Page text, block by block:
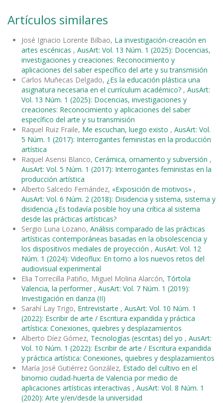
Artículos similares
José Ignacio Lorente Bilbao, La investigación-creación en
artes escénicas , AusArt: Vol. 13 Núm. 1 (2025): Docencias,
investigaciones y creaciones: Reconocimiento y
aplicaciones del saber específico del arte y su transmisión
Carlos Muñecas Delgado, ¿Es la educación plástica una
asignatura necesaria en el currículum académico? , AusArt:
Vol. 13 Núm. 1 (2025): Docencias, investigaciones y
creaciones: Reconocimiento y aplicaciones del saber
específico del arte y su transmisión
Raquel Ruiz Fraile, Me escuchan, luego existo , AusArt: Vol.
5 Núm. 1 (2017): Interrogantes feministas en la producción
artística
Raquel Asensi Blanco, Cerámica, ornamento y subversión ,
AusArt: Vol. 5 Núm. 1 (2017): Interrogantes feministas en la
producción artística
Alberto Salcedo Fernández, «Exposición de motivos» ,
AusArt: Vol. 6 Núm. 2 (2018): Disidencia y sistema, sistema y
disidencia ¿Es todavía posible hoy una crítica al sistema
desde las prácticas artísticas?
Sergio Luna Lozano, Análisis comparado de las prácticas
artísticas contemporáneas basadas en la obsolescencia y
los dispositivos mediales de proyección , AusArt: Vol. 12
Núm. 1 (2024): Videoflux: En torno a los nuevos retos del
audiovisual experimental
Elia Torrecilla Patiño, Miguel Molina Alarcón, Tórtola
Valencia, la performer , AusArt: Vol. 7 Núm. 1 (2019):
Investigación en danza (II)
Sarahí Lay Trigo, Entrevistarte , AusArt: Vol. 10 Núm. 1
(2022): Escribir de arte / Escritura expandida y práctica
artística: Conexiones, quiebres y desplazamientos
Alberto Díez Gómez, Tecnologías (escritas) del yo , AusArt:
Vol. 10 Núm. 1 (2022): Escribir de arte / Escritura expandida
y práctica artística: Conexiones, quiebres y desplazamientos
María José Gutiérrez González, Estado del cultivo en el
binomio ciudad-huerta de Valencia por medio de
aplicaciones artísticas interactivas , AusArt: Vol. 8 Núm. 1
(2020): Arte y/en/desde la universidad